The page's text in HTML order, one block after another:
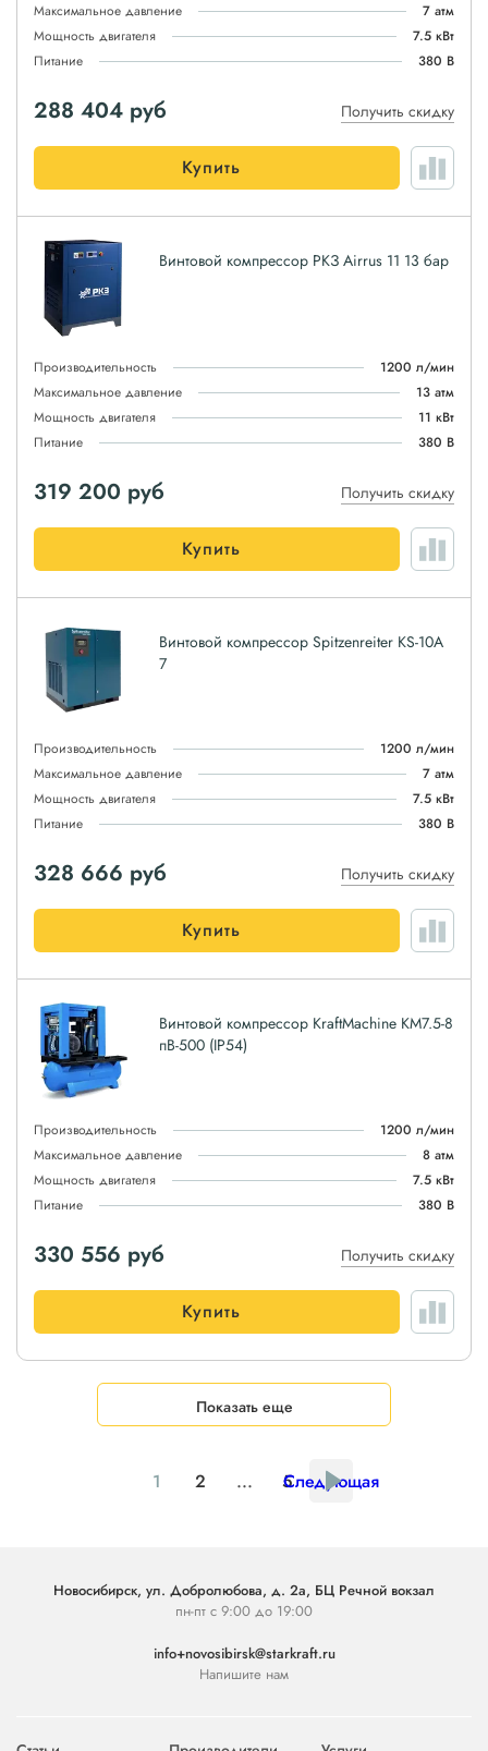
Максимальное давление
7 атм
Мощность двигателя
7.5 кВт
Питание
380 В
288 404 руб Получить скидку
Купить
Винтовой компрессор РКЗ Airrus 11 13 бар
Производительность
1200 л/мин
Максимальное давление
13 атм
Мощность двигателя
11 кВт
Питание
380 В
319 200 руб Получить скидку
Купить
Винтовой компрессор Spitzenreiter KS-10A
7
Производительность
1200 л/мин
Максимальное давление
7 атм
Мощность двигателя
7.5 кВт
Питание
380 В
328 666 руб Получить скидку
Купить
Винтовой компрессор KraftMachine КМ7.5-8
пВ-500 (IP54)
Производительность
1200 л/мин
Максимальное давление
8 атм
Мощность двигателя
7.5 кВт
Питание
380 В
330 556 руб Получить скидку
Купить
Показать еще
1 2 ... 5
Следующая
Новосибирск, ул. Добролюбова, д. 2а, БЦ Речной вокзал
пн-пт с 9:00 до 19:00
info+novosibirsk@starkraft.ru
Напишите нам